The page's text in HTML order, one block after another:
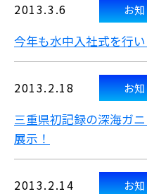
2013.3.6 お
今年も水中入社式を行い
2013.2.18 お
三重県初記録の深海ガ
展示！
2013.2.14 お